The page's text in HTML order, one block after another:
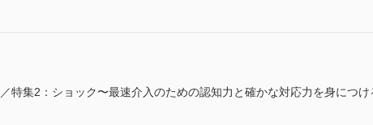
特集2：ショック〜最速介入のための認知力と確かな対応力を身につけ